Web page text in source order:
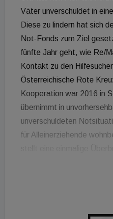
Väter unverschuldet in
Diese zu lindern hat sich
Not-Fonds zum Ziel
fünfte Jahr geht, wie Re/
Kontakt zu den
Österreichische Rote
Kooperation war 2016 in
übernimmt in
unverschuldeten
für Alleinerziehende
Kinder zugute: "Wir sind